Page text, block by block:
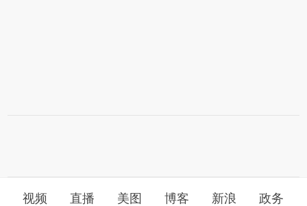
视频 直播 美图 博客 新浪 政务